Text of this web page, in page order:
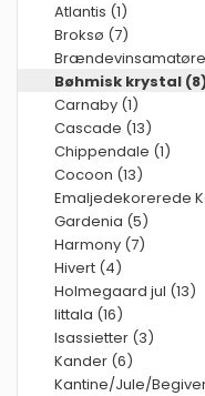
Atlantis (1)
Broksø (7)
Bøhmisk krystal
Carnaby (1)
Cascade (13)
Chippendale (1)
Cocoon (13)
Emaljedekorerede
Gardenia (5)
Harmony (7)
Hivert (4)
Holmegaard jul (13)
Iittala (16)
Isassietter (3)
Kander (6)
Kantine/Jule/